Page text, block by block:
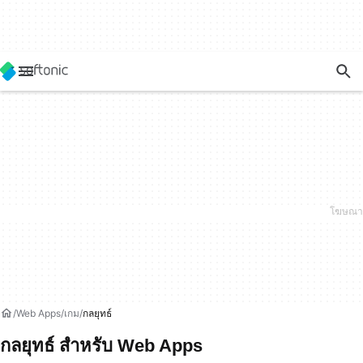
Web Apps เกม กลยุทธ์
กลยุทธ์ สำหรับ Web Apps